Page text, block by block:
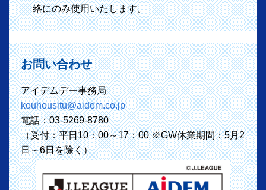
絡にのみ使用いたします。
お問い合わせ
アイデムデー事務局
kouhousitu@aidem.co.jp
電話：03-5269-8780
（受付：平日10：00～17：00 ※GW休業期間：5月2
日～6日を除く）